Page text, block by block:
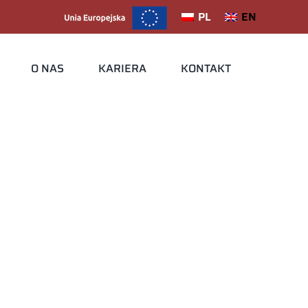
PL EN
O NAS KARIERA KONTAKT